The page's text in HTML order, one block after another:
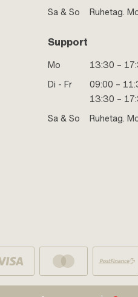
Sa & So
Ruhetag.
Support
Mo
13:30 –
Di - Fr
09:00 –
13:30 –
Sa & So
Ruhetag.